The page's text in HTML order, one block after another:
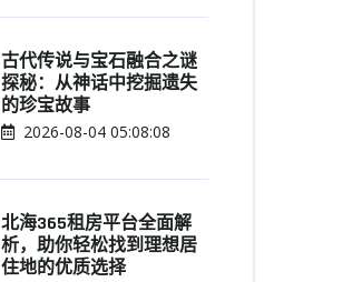
古代传说与宝石融合之谜
探秘：从神话中挖掘遗失
的珍宝故事
2026-08-04 05:08:08
北海365租房平台全面解
析，助你轻松找到理想居
住地的优质选择